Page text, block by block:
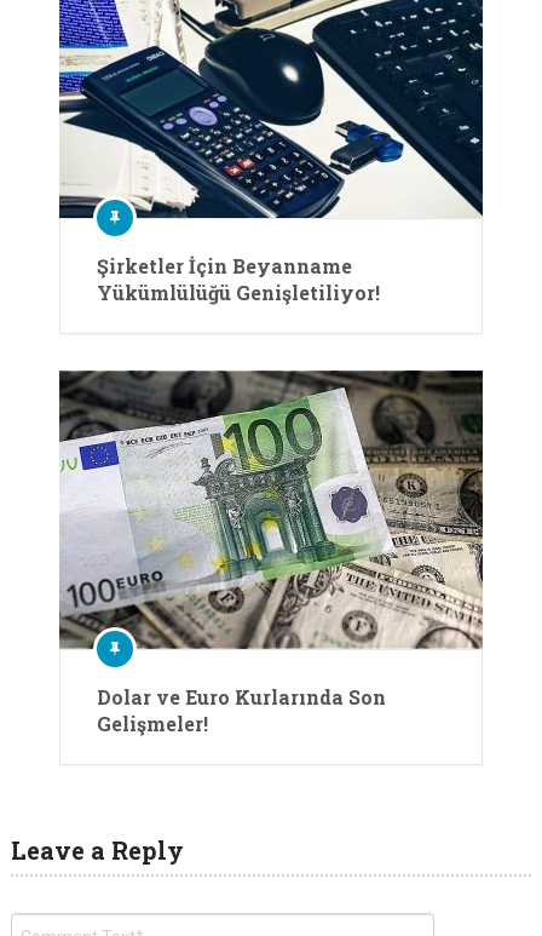
Şirketler İçin Beyanname
Yükümlülüğü Genişletiliyor!
Dolar ve Euro Kurlarında Son
Gelişmeler!
Leave a Reply